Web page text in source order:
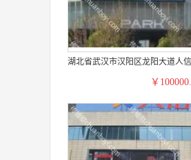
湖北省武汉市汉阳区龙阳大道人
￥